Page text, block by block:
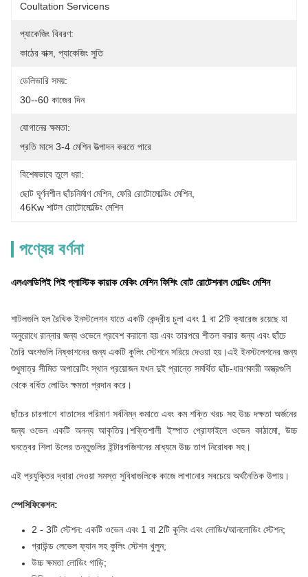
Coultation Servicens
প্যাকেজিং বিবরণ:
কাঠের বাক্স, প্যাকেজিং সুতি
ডেলিভারি সময়:
30--60 কাজের দিন
যোগানের ক্ষমতা:
প্রতি মাসে 3-4 মেশিন উত্পাদন করতে পারে
বিশেষভাবে তুলে ধরা:
ছোট ঘূর্ণনশীল ছাঁচনির্মাণ মেশিন, ফেরি রোটোমোল্ডিং মেশিন,
46Kw শাটল রোটোমোল্ডিং মেশিন
পণ্যের বর্ণনা
এলএলডিপিই পিই প্লাস্টিক কায়াক মেকিং মেশিন ফিশিং বোট রোটেশনাল মোল্ডিং মেশিন
শাটলগুলি হল রৈখিক ইনস্টলেশন যাতে একটি কেন্দ্রীয় চুলা এবং 1 বা 2টি ক্যারেজ রয়েছে যা
অনুরোধে রান্নার জন্য ওভেনে প্রবেশ করানো হয় এবং তারপরে শীতল করার জন্য এবং ছাঁচে
তৈরি অংশগুলি নিষ্কাশনের জন্য একটি কুলিং স্টেশনে সরিয়ে দেওয়া হয়।এই ইনস্টলেশনের জন্য
শুধুমাত্র সীমিত অপারেটিং স্থান প্রয়োজন যখন দুই প্রান্তে সমর্থিত ছাঁচ-ধারণকারী অস্ত্রগুলি
থেকে বর্ধিত লোডিং ক্ষমতা প্রদান করে।
ছাঁচের চারপাশে বাতাসের পরিমাণ সর্বনিম্ন কমাতে এবং কম শক্তি খরচ সহ উচ্চ দক্ষতা অর্জনের
জন্য ওভেন একটি অনন্য আকৃতির।শক্তিশালী ইস্পাত প্রোফাইলে ওভেন কাঠামো, উচ্চ
ঘনত্বের শিলা উলের তন্তুগুলির ইন্টারপজিশনের মাধ্যমে উচ্চ তাপ নিরোধক সহ।
এই প্রযুক্তির দ্বারা দেওয়া সমস্ত সুবিধাগুলিকে কাজে লাগানোর সবচেয়ে অর্থনৈতিক উপায়।
স্পেসিফিকেশন:
2 - 3টি স্টেশন: একটি ওভেন এবং 1 বা 2টি কুলিং এবং লোডিং/আনলোডিং স্টেশন;
গ্রাউন্ড লেভেল ফ্যান সহ কুলিং স্টেশন খুলুন;
উচ্চ ক্ষমতা লোডিং গাড়ি;